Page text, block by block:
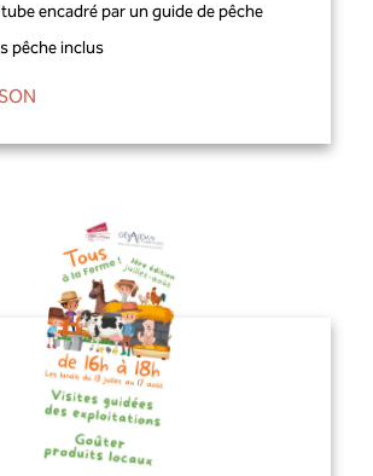
encadré par un guide de pêche
pêche inclus